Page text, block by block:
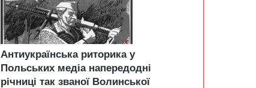
Антиукраїнська риторика у
Польських медіа напередодні
річниці так званої Волинської